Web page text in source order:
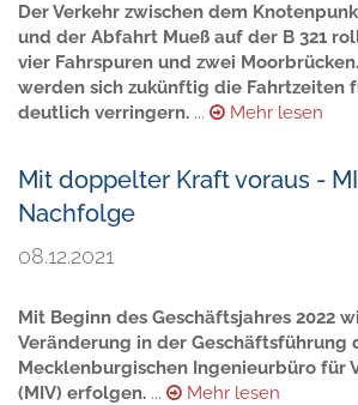
Der Verkehr zwischen dem
und der Abfahrt Mueß auf der B 321
vier Fahrspuren und zwei
werden sich zukünftig die Fahrtzeiten
deutlich verringern. ... Mehr lesen
Mit doppelter Kraft voraus -
Nachfolge
08.12.2021
Mit Beginn des Geschäftsjahres 2022
Veränderung in der Geschäftsführung
Mecklenburgischen Ingenieurbüro für
(MIV) erfolgen. ... Mehr lesen